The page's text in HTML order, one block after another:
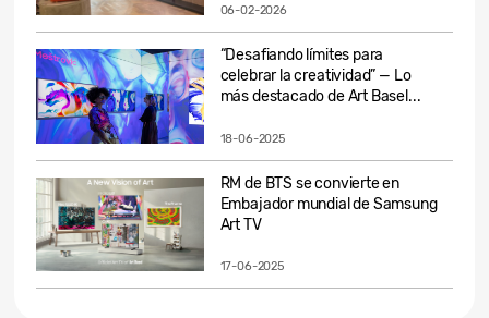
06-02-2026
“Desafiando límites para
celebrar la creatividad” — Lo
más destacado de Art Basel...
18-06-2025
RM de BTS se convierte en
Embajador mundial de Samsung
Art TV
17-06-2025